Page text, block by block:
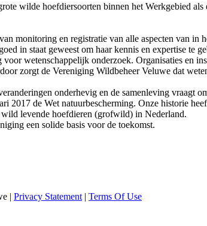
wilde hoefdiersoorten binnen het Werkgebied
monitoring en registratie van alle aspecten van
in staat geweest om haar kennis en expertise te
voor wetenschappelijk onderzoek. Organisaties en
zorgt de Vereniging Wildbeheer Veluwe dat
onderhevig en de samenleving vraagt
2017 de Wet natuurbescherming. Onze historie
levende hoefdieren (grofwild) in Nederland.
een solide basis voor de toekomst.
| Privacy Statement | Terms Of Use